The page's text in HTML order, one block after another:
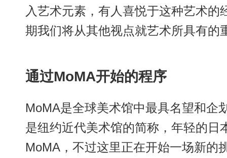
入艺术元素，有人喜悦于这种艺术的
期我们将从其他视点就艺术所具有的
通过MoMA开始的程序
MoMA是全球美术馆中最具名望和企
是纽约近代美术馆的简称，年轻的日
MoMA，不过这里正在开始一场新的